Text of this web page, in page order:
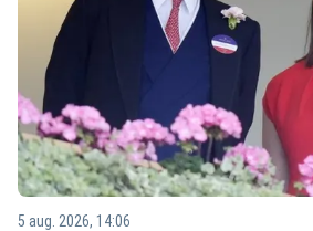
5 aug. 2026, 14:06